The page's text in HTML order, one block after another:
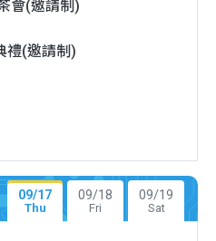
會(邀請制)
禮(邀請制)
09/17
Thu
09/18
Fri
09/19
Sat